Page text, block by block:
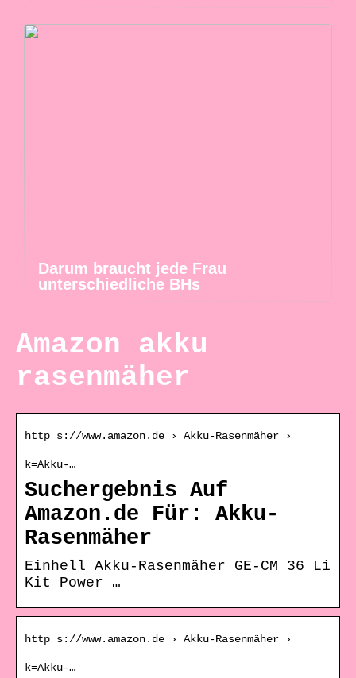
Darum braucht jede Frau
unterschiedliche BHs
Amazon akku
rasenmäher
http s://www.amazon.de › Akku-Rasenmäher ›
k=Akku-…
Suchergebnis Auf
Amazon.de Für: Akku-
Rasenmäher
Einhell Akku-Rasenmäher GE-CM 36 Li
Kit Power …
http s://www.amazon.de › Akku-Rasenmäher ›
k=Akku-…